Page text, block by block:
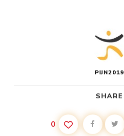
PIJN2019
SHARE
0